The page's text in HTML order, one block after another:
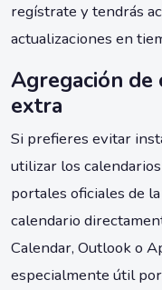
regístrate y tendrás
actualizaciones en
Agregación de
extra
Si prefieres evitar
utilizar los
portales oficiales de
calendario
Calendar, Outlook o
especialmente útil